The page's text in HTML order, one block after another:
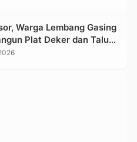
Warga Lembang Gasing
Plat Deker dan Talut
Antar Lembang